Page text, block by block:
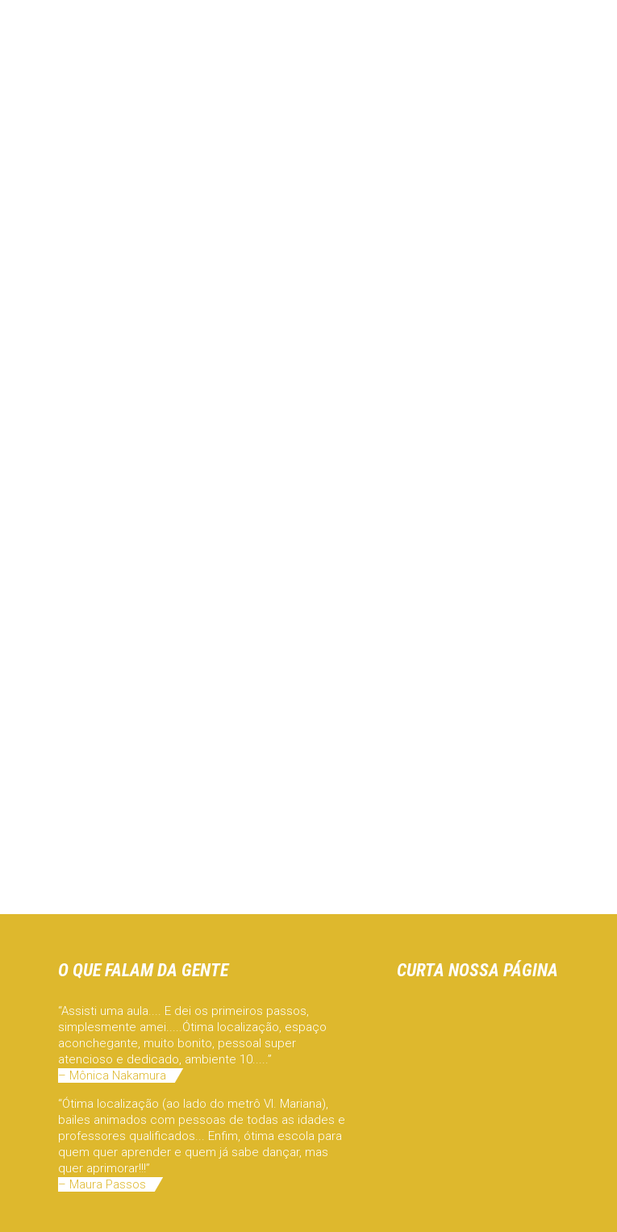
O QUE FALAM DA GENTE
“Assisti uma aula.... E dei os primeiros passos,
simplesmente amei.....Ótima localização, espaço
aconchegante, muito bonito, pessoal super
atencioso e dedicado, ambiente 10.....”
– Mônica Nakamura
“Ótima localização (ao lado do metrô Vl. Mariana),
bailes animados com pessoas de todas as idades e
professores qualificados... Enfim, ótima escola para
quem quer aprender e quem já sabe dançar, mas
quer aprimorar!!!”
– Maura Passos
CURTA NOSSA PÁGINA